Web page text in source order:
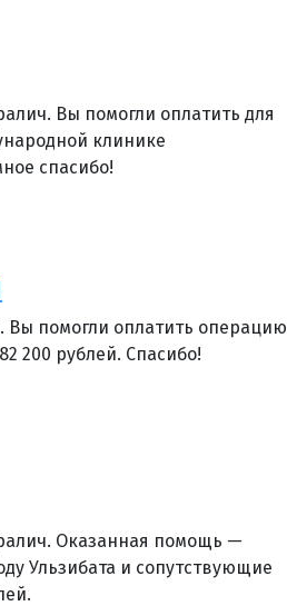
Вы помогли оплатить для
клинике
спасибо!
помогли оплатить операцию
200 рублей. Спасибо!
Оказанная помощь —
Ульзибата и сопутствующие